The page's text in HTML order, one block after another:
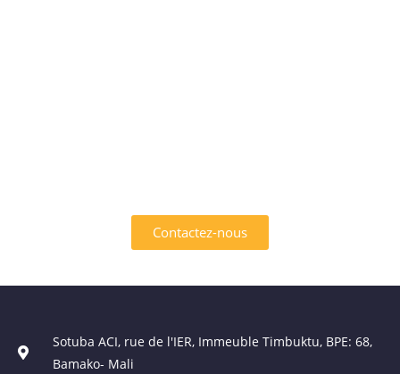
Contactez-nous
Sotuba ACI, rue de l'IER, Immeuble Timbuktu, BPE: 68,
Bamako- Mali